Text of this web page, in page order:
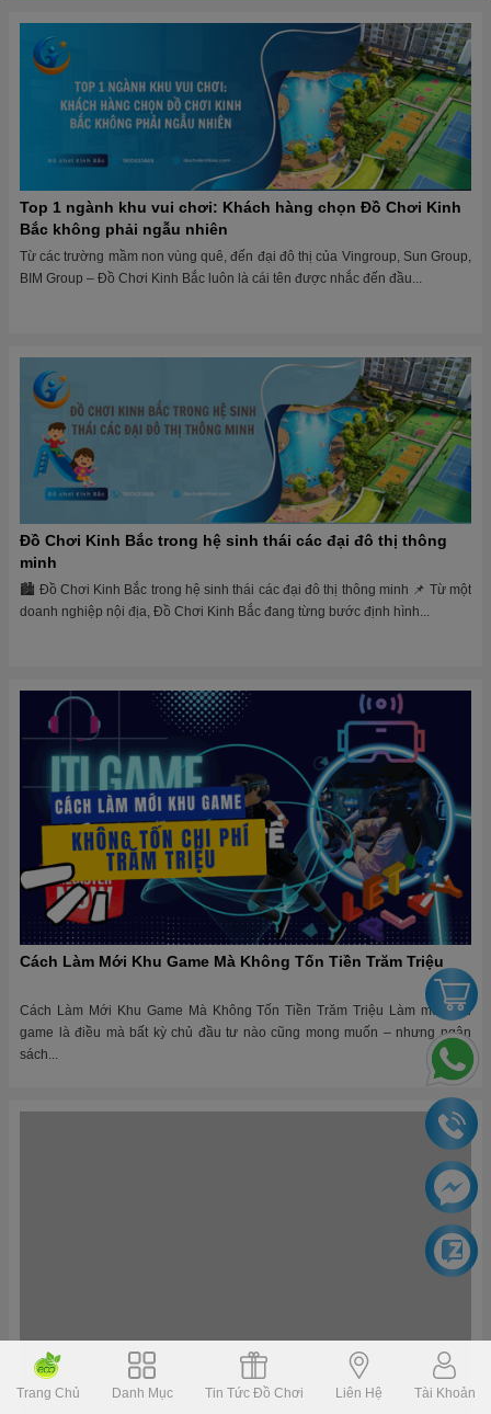
Top 1 ngành khu vui chơi: Khách hàng chọn Đồ Chơi Kinh
Bắc không phải ngẫu nhiên
Từ các trường mầm non vùng quê, đến đại đô thị của Vingroup, Sun Group,
BIM Group – Đồ Chơi Kinh Bắc luôn là cái tên được nhắc đến đầu...
Đồ Chơi Kinh Bắc trong hệ sinh thái các đại đô thị thông
minh
🏙 Đồ Chơi Kinh Bắc trong hệ sinh thái các đại đô thị thông minh 📌 Từ một
doanh nghiệp nội địa, Đồ Chơi Kinh Bắc đang từng bước định hình...
Cách Làm Mới Khu Game Mà Không Tốn Tiền Trăm Triệu
Cách Làm Mới Khu Game Mà Không Tốn Tiền Trăm Triệu Làm mới khu
game là điều mà bất kỳ chủ đầu tư nào cũng mong muốn – nhưng ngân
sách...
Lập Kế Hoạch Bảo Dưỡng Định Kỳ: Bí Mật Để Khu Vui Chơi
Bền Vững
Trang Chủ Danh Mục Tin Tức Đồ Chơi Liên Hệ Tài Khoản